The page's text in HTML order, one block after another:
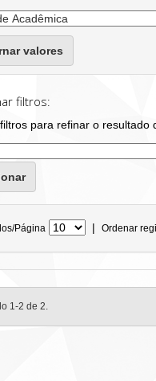
valores
filtros:
para refinar o resultado
Página | Ordenar
1-2 de 2.